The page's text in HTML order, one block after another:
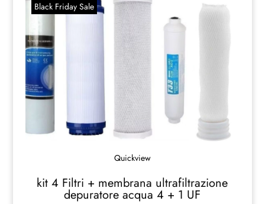
Black Friday Sale
Quickview
kit 4 Filtri + membrana ultrafiltrazione
depuratore acqua 4 + 1 UF